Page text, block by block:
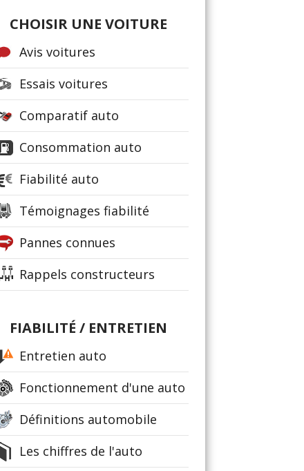
CHOISIR UNE VOITURE
Avis voitures
Essais voitures
Comparatif auto
Consommation auto
Fiabilité auto
Témoignages fiabilité
Pannes connues
Rappels constructeurs
FIABILITÉ / ENTRETIEN
Entretien auto
Fonctionnement d'une auto
Définitions automobile
Les chiffres de l'auto